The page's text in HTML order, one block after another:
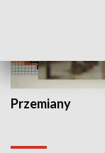
Przemiany